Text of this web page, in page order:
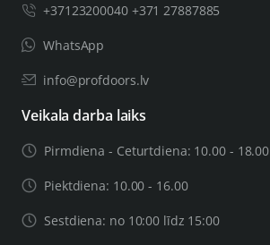
+37123200040 +371 27887885
WhatsApp
info@profdoors.lv
Veikala darba laiks
Pirmdiena - Ceturtdiena: 10.00 - 18.00
Piektdiena: 10.00 - 16.00
Sestdiena: no 10:00 līdz 15:00